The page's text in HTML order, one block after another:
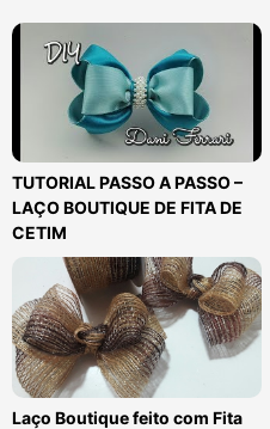
TUTORIAL PASSO A PASSO –
LAÇO BOUTIQUE DE FITA DE
CETIM
Laço Boutique feito com Fita